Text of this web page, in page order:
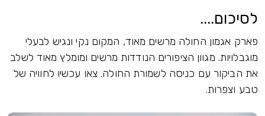
לסיכום....
פארק אגמון החולה מרשים מאוד, המקום נקי ונגיש לבעלי
מוגבלויות. מגוון הציפורים הנודדות מרשים ומומלץ מאוד לשלב
את הביקור עם כניסה לשמורת החולה. צאו עכשיו לחוויה של
טבע וצפרות.